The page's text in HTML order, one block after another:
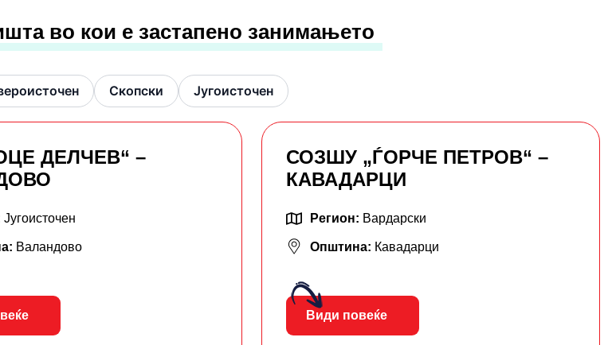
во кои е застапено занимањето
Скопски Југоисточен
ДЕЛЧЕВ“ –
Југоисточен
Валандово
СОЗШУ „ЃОРЧЕ ПЕТРОВ“ –
КАВАДАРЦИ
Регион: Вардарски
Општина: Кавадарци
Види повеќе